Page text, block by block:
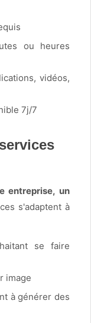
ou heures
vidéos,
7j/7
entreprise, un
s'adaptent à
se faire
image
à générer des